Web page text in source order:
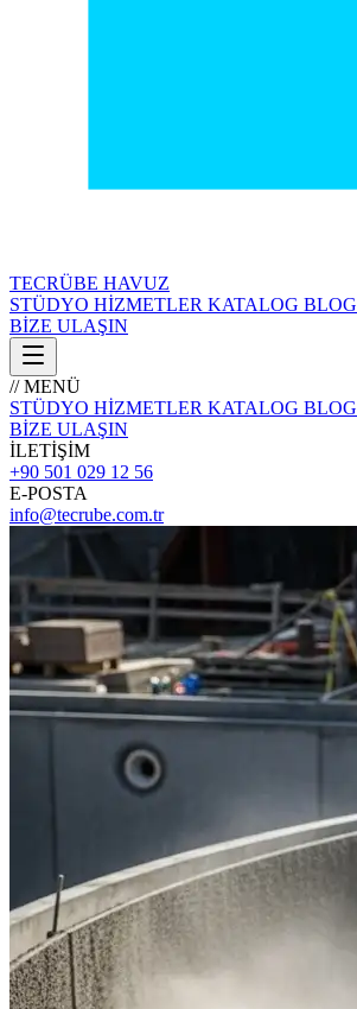
TECRÜBE HAVUZ
STÜDYO HİZMETLER KATALOG BLOG
BİZE ULAŞIN
// MENÜ
STÜDYO HİZMETLER KATALOG BLOG
BİZE ULAŞIN
İLETİŞİM
+90 501 029 12 56
E-POSTA
info@tecrube.com.tr